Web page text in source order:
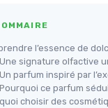
l’essence de
signature olfactive
parfum inspiré par
ce parfum
choisir des